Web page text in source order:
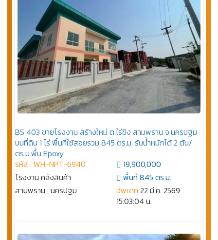
BS 403 ขายโรงงาน สร้างใหม่ ต.ไร่ขิง สามพราน จ.นครปฐม
บนที่ดิน 1 ไร่ พื้นที่ใช้สอยรวม 845 ตร.ม. รับน้ำหนักได้ 2 ตัน/
ตร.ม.พื้น Epoxy
รหัส : WH-NPT-6940
โรงงาน คลังสินค้า
สามพราน , นครปฐม
19,900,000
พื้นที่ 845 ตร.ม.
อัพเดท 22 มี.ค. 2569
15:03:04 น.